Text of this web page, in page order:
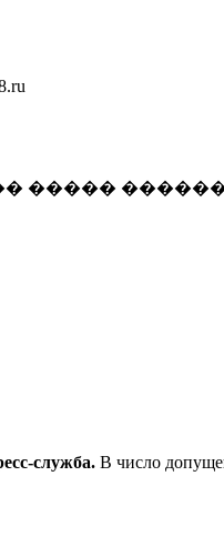
�����
служба. В число